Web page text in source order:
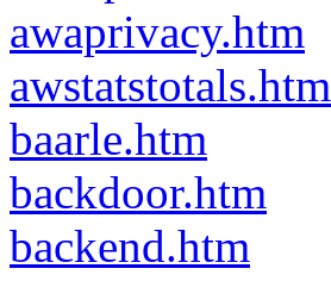
awaprivacy.htm
awstatstotals.htm
baarle.htm
backdoor.htm
backend.htm